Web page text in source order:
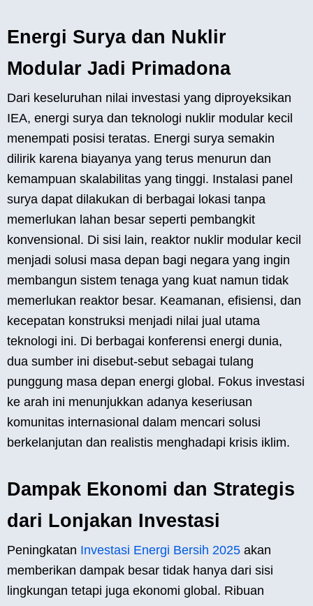
Energi Surya dan Nuklir
Modular Jadi Primadona
Dari keseluruhan nilai investasi yang diproyeksikan
IEA, energi surya dan teknologi nuklir modular kecil
menempati posisi teratas. Energi surya semakin
dilirik karena biayanya yang terus menurun dan
kemampuan skalabilitas yang tinggi. Instalasi panel
surya dapat dilakukan di berbagai lokasi tanpa
memerlukan lahan besar seperti pembangkit
konvensional. Di sisi lain, reaktor nuklir modular kecil
menjadi solusi masa depan bagi negara yang ingin
membangun sistem tenaga yang kuat namun tidak
memerlukan reaktor besar. Keamanan, efisiensi, dan
kecepatan konstruksi menjadi nilai jual utama
teknologi ini. Di berbagai konferensi energi dunia,
dua sumber ini disebut-sebut sebagai tulang
punggung masa depan energi global. Fokus investasi
ke arah ini menunjukkan adanya keseriusan
komunitas internasional dalam mencari solusi
berkelanjutan dan realistis menghadapi krisis iklim.
Dampak Ekonomi dan Strategis
dari Lonjakan Investasi
Peningkatan Investasi Energi Bersih 2025 akan
memberikan dampak besar tidak hanya dari sisi
lingkungan tetapi juga ekonomi global. Ribuan